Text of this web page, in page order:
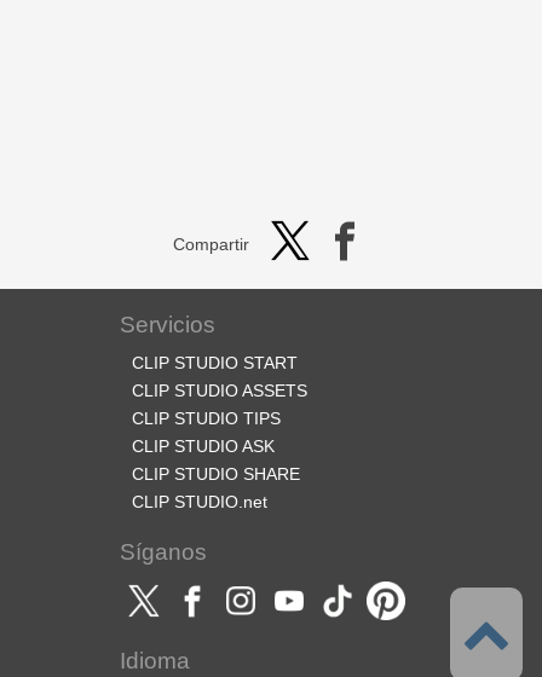
Compartir
Servicios
CLIP STUDIO START
CLIP STUDIO ASSETS
CLIP STUDIO TIPS
CLIP STUDIO ASK
CLIP STUDIO SHARE
CLIP STUDIO.net
Síganos
Idioma